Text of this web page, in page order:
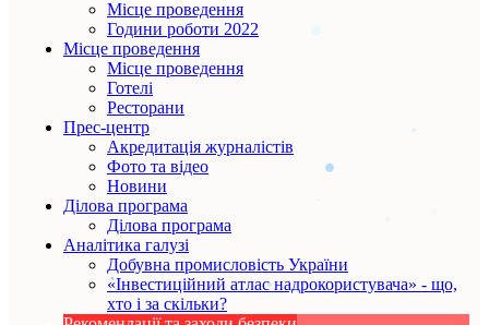
Місце проведення
Години роботи 2022
Місце проведення
Місце проведення
Готелі
Ресторани
Прес-центр
Акредитація журналістів
Фото та відео
Новини
Ділова програма
Ділова програма
Аналітика галузі
Добувна промисловість України
«Інвестиційний атлас надрокористувача» - що,
хто і за скільки?